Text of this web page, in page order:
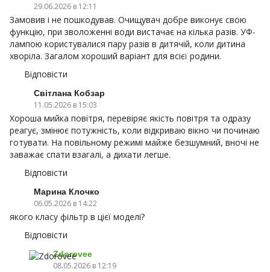
29.06.2026 в 12:11
Замовив і не пошкодував. Очищувач добре виконує свою
функцію, при зволоженні води вистачає на кілька разів. УФ-
лампою користувалися пару разів в дитячій, коли дитина
хворіла. Загалом хороший варіант для всієї родини.
Відповісти
Світлана Кобзар
11.05.2026 в 15:03
Хороша мийка повітря, перевіряє якість повітря та одразу
реагує, змінює потужність, коли відкриваю вікно чи починаю
готувати. На повільному режимі майже безшумний, вночі не
заважає спати взагалі, а дихати легше.
Відповісти
Марина Клочко
06.05.2026 в 14:22
якого класу фільтр в цієї моделі?
Відповісти
Zdorovee
08.05.2026 в 12:19